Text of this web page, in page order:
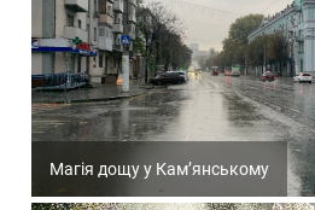
Магія дощу у Кам’янському